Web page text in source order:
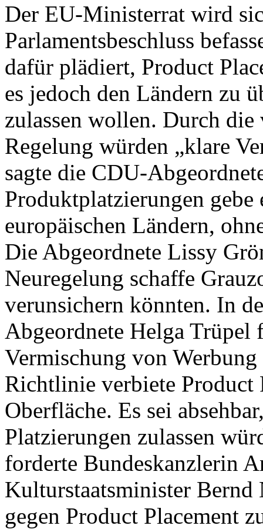
Der EU-Ministerrat wird
Parlamentsbeschluss
dafür plädiert, Product
es jedoch den Ländern zu
zulassen wollen. Durch die
Regelung würden „klare
sagte die CDU-
Produktplatzierungen gebe
europäischen Ländern,
Die Abgeordnete Lissy
Neuregelung schaffe
verunsichern könnten. In
Abgeordnete Helga
Vermischung von
Richtlinie verbiete Product
Oberfläche. Es sei
Platzierungen zulassen
forderte Bundeskanzlerin
Kulturstaatsminister Bernd
gegen Product Placement